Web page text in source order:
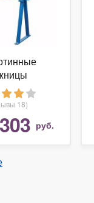
MG
18)
руб.